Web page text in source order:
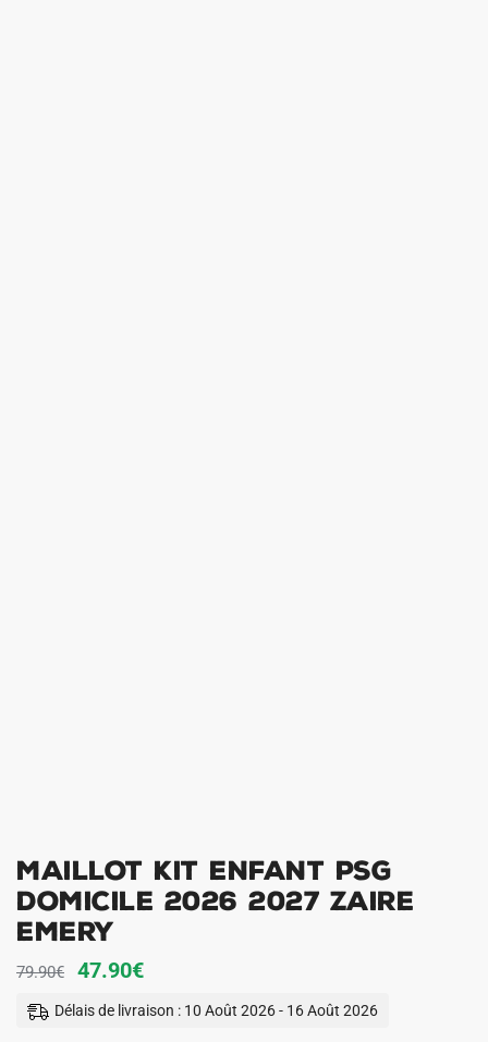
Maillot Kit Enfant PSG
Domicile 2026 2027 Zaire
Emery
79.90€
Le
prix
47.90€Le
prix
Délais de livraison : 10 Août 2026 - 16 Août 2026